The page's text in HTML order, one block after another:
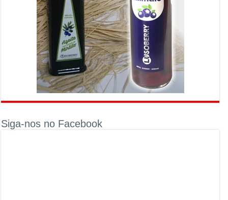
Siga-nos no Facebook